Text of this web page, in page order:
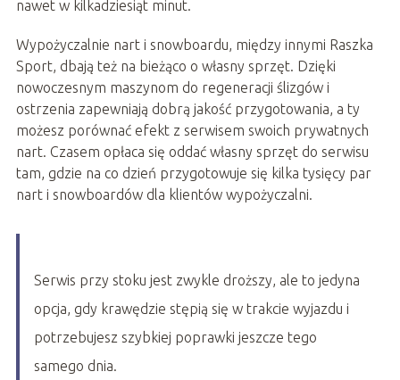
nawet w kilkadziesiąt minut.
Wypożyczalnie nart i snowboardu, między innymi Raszka
Sport, dbają też na bieżąco o własny sprzęt. Dzięki
nowoczesnym maszynom do regeneracji ślizgów i
ostrzenia zapewniają dobrą jakość przygotowania, a ty
możesz porównać efekt z serwisem swoich prywatnych
nart. Czasem opłaca się oddać własny sprzęt do serwisu
tam, gdzie na co dzień przygotowuje się kilka tysięcy par
nart i snowboardów dla klientów wypożyczalni.
Serwis przy stoku jest zwykle droższy, ale to jedyna
opcja, gdy krawędzie stępią się w trakcie wyjazdu i
potrzebujesz szybkiej poprawki jeszcze tego
samego dnia.